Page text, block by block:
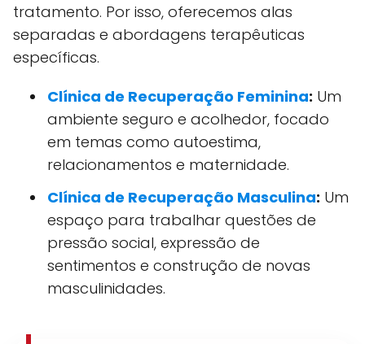
tratamento. Por isso, oferecemos alas
separadas e abordagens terapêuticas
específicas.
Clínica de Recuperação Feminina: Um
ambiente seguro e acolhedor, focado
em temas como autoestima,
relacionamentos e maternidade.
Clínica de Recuperação Masculina: Um
espaço para trabalhar questões de
pressão social, expressão de
sentimentos e construção de novas
masculinidades.